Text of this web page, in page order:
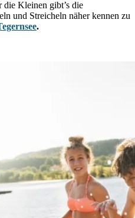
die Kleinen gibt’s die
und Streicheln näher kennen zu
.